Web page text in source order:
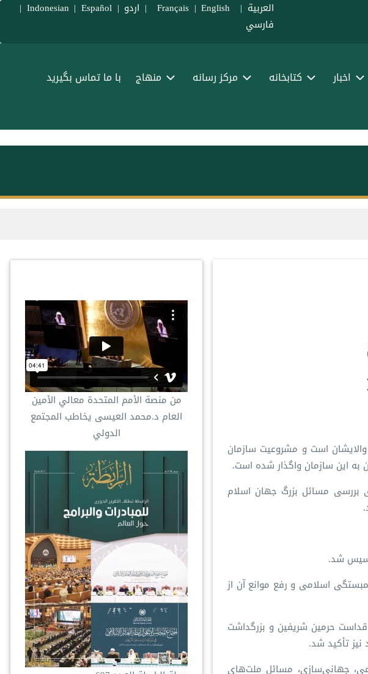
العربية |
|English
| اردو |
Indonesian | Español
|
فارسي
اخبار کتابخانه مرکز رسانه منهاج
با ما تماس بگیرید
است و مشروعیت سازمان
این سازمان واگذار شده است.
بررسی مسائل بزرگ جهان اسلام
بر تقویت همبستگی اسلامی و رفع موانع آن از
بر باور به قداست حرمین شریفین و بزرگداشت
تأکید شد.
با امت اسلامی، جهانی‌سازی، مسائل ملت‌های
من منصة الأمم المتحدة معالي الأمين
العام د.محمد العيسى يخاطب المجتمع
الدولي